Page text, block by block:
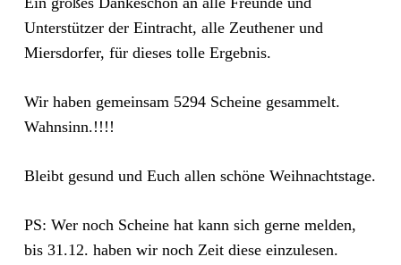
Unterstützer der Eintracht, alle Zeuthener und
Miersdorfer, für dieses tolle Ergebnis.
Wir haben gemeinsam 5294 Scheine gesammelt.
Wahnsinn.!!!!
Bleibt gesund und Euch allen schöne Weihnachtstage.
PS: Wer noch Scheine hat kann sich gerne melden,
bis 31.12. haben wir noch Zeit diese einzulesen.